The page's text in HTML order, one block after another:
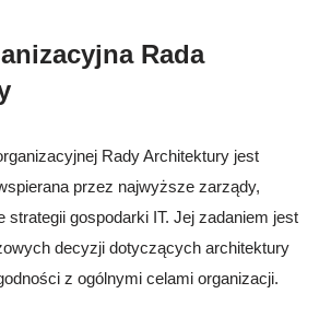
Rada
Rady Architektury jest
przez najwyższe zarządy,
strategii gospodarki IT. Jej zadaniem jest
decyzji dotyczących architektury
z ogólnymi celami organizacji.